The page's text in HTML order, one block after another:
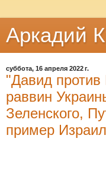
Аркадий
суббота, 16 апреля 2022 г.
"Давид
раввин
Зеленского,
пример